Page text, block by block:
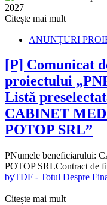
Citește mai mult
ANUNȚURI
[P] Comunicat
proiectului
Listă
CABINET
POTOP SRL”
PNumele
POTOP SRLContract de
byTDF - Totul Despre
Citește mai mult